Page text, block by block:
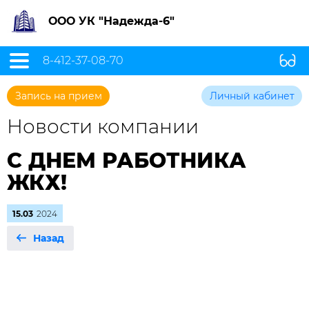
ООО УК "Надежда-6"
8-412-37-08-70
Запись на прием Личный кабинет
Новости компании
С ДНЕМ РАБОТНИКА
ЖКХ!
15.03 2024
Назад